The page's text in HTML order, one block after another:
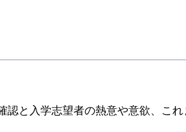
認と入学志望者の熱意や意欲、こ